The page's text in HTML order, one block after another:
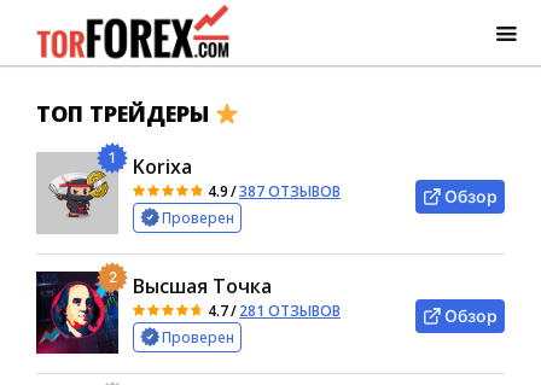
ТОП ТРЕЙДЕРЫ
1 Korixa
4.9/387 ОТЗЫВОВ
Проверен
Обзор
2 Высшая Точка
4.7/281 ОТЗЫВОВ
Проверен
Обзор